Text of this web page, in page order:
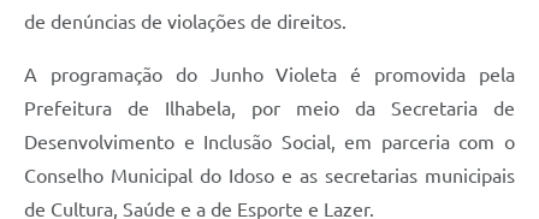
de denúncias de violações de direitos.
A programação do Junho Violeta é promovida pela
Prefeitura de Ilhabela, por meio da Secretaria de
Desenvolvimento e Inclusão Social, em parceria com o
Conselho Municipal do Idoso e as secretarias municipais
de Cultura, Saúde e a de Esporte e Lazer.